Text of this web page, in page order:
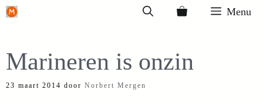
Ga
inhoud
Menu
Marineren is onzin
23 maart 2014 door Norbert Mergen